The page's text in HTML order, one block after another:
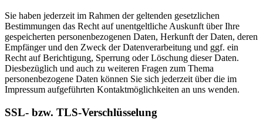
Sie haben jederzeit im Rahmen der geltenden gesetzlichen
Bestimmungen das Recht auf unentgeltliche Auskunft über Ihre
gespeicherten personenbezogenen Daten, Herkunft der Daten, deren
Empfänger und den Zweck der Datenverarbeitung und ggf. ein
Recht auf Berichtigung, Sperrung oder Löschung dieser Daten.
Diesbezüglich und auch zu weiteren Fragen zum Thema
personenbezogene Daten können Sie sich jederzeit über die im
Impressum aufgeführten Kontaktmöglichkeiten an uns wenden.
SSL- bzw. TLS-Verschlüsselung